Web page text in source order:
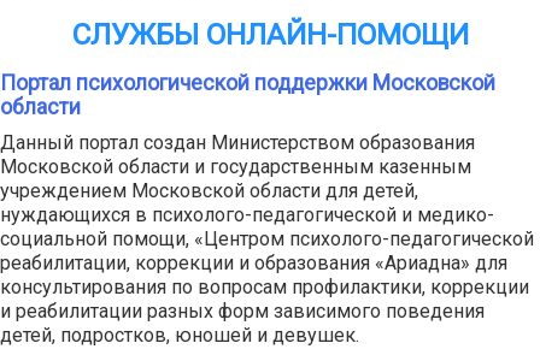
СЛУЖБЫ ОНЛАЙН-ПОМОЩИ
Портал психологической поддержки Московской
области
Данный портал создан Министерством образования
Московской области и государственным казенным
учреждением Московской области для детей,
нуждающихся в психолого-педагогической и медико-
социальной помощи, «Центром психолого-педагогической
реабилитации, коррекции и образования «Ариадна» для
консультирования по вопросам профилактики, коррекции
и реабилитации разных форм зависимого поведения
детей, подростков, юношей и девушек.